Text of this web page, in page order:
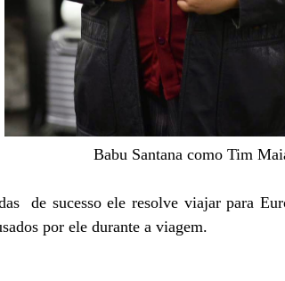
Babu Santana como Tim
de sucesso ele resolve viajar para
por ele durante a viagem.